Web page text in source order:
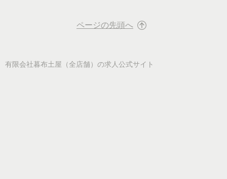
ページの先頭へ
有限会社暮布土屋（全店舗） の求人公式サイト